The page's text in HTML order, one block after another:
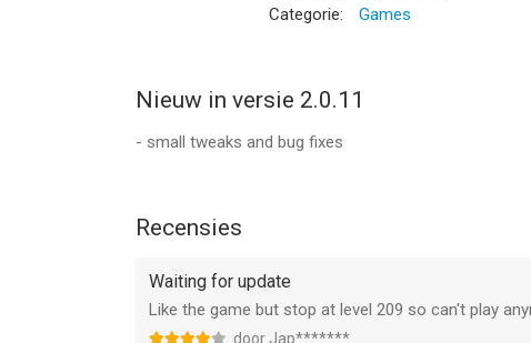
Categorie:
Games
Nieuw in versie 2.0.11
- small tweaks and bug fixes
Recensies
Waiting for update
Like the game but stop at level 209 so can't play
door Jap*******